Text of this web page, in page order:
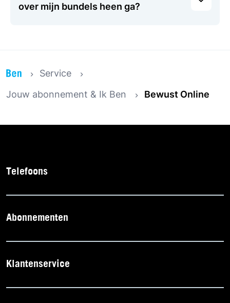
over mijn bundels heen ga?
Service
Jouw abonnement & Ik Ben
Bewust Online
Telefoons
Abonnementen
Klantenservice